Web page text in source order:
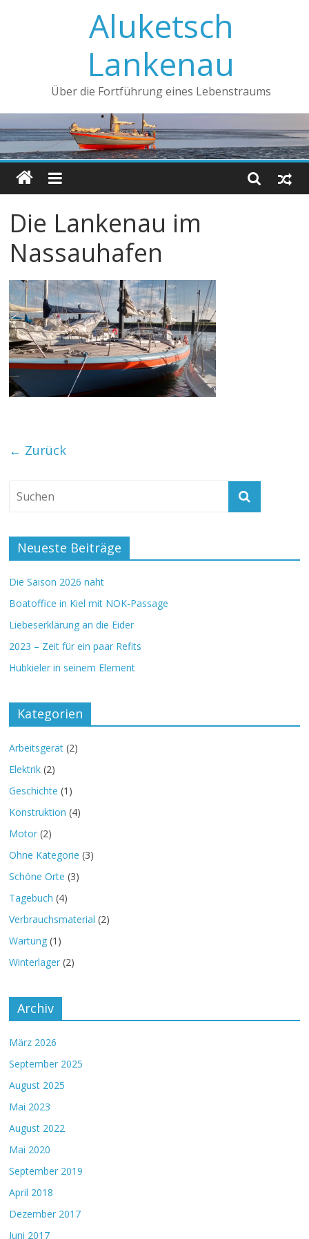
Aluketsch
Lankenau
Über die Fortführung eines Lebenstraums
Die Lankenau im
Nassauhafen
← Zurück
Neueste Beiträge
Die Saison 2026 naht
Boatoffice in Kiel mit NOK-Passage
Liebeserklärung an die Eider
2023 – Zeit für ein paar Refits
Hubkieler in seinem Element
Kategorien
Arbeitsgerät (2)
Elektrik (2)
Geschichte (1)
Konstruktion (4)
Motor (2)
Ohne Kategorie (3)
Schöne Orte (3)
Tagebuch (4)
Verbrauchsmaterial (2)
Wartung (1)
Winterlager (2)
Archiv
März 2026
September 2025
August 2025
Mai 2023
August 2022
Mai 2020
September 2019
April 2018
Dezember 2017
Juni 2017